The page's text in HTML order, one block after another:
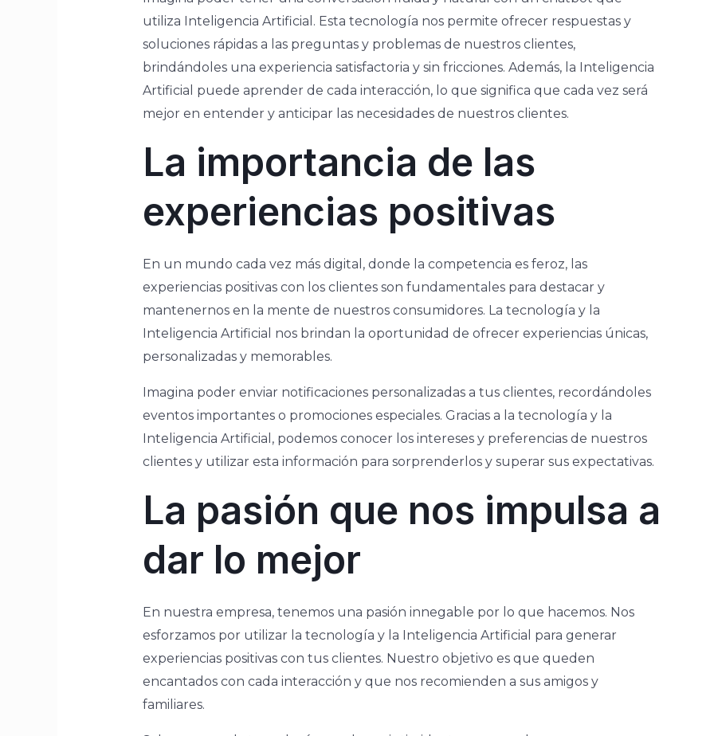
utiliza Inteligencia Artificial. Esta tecnología nos permite ofrecer respuestas y
soluciones rápidas a las preguntas y problemas de nuestros clientes,
brindándoles una experiencia satisfactoria y sin fricciones. Además, la Inteligencia
Artificial puede aprender de cada interacción, lo que significa que cada vez será
mejor en entender y anticipar las necesidades de nuestros clientes.
La importancia de las
experiencias positivas
En un mundo cada vez más digital, donde la competencia es feroz, las
experiencias positivas con los clientes son fundamentales para destacar y
mantenernos en la mente de nuestros consumidores. La tecnología y la
Inteligencia Artificial nos brindan la oportunidad de ofrecer experiencias únicas,
personalizadas y memorables.
Imagina poder enviar notificaciones personalizadas a tus clientes, recordándoles
eventos importantes o promociones especiales. Gracias a la tecnología y la
Inteligencia Artificial, podemos conocer los intereses y preferencias de nuestros
clientes y utilizar esta información para sorprenderlos y superar sus expectativas.
La pasión que nos impulsa a
dar lo mejor
En nuestra empresa, tenemos una pasión innegable por lo que hacemos. Nos
esforzamos por utilizar la tecnología y la Inteligencia Artificial para generar
experiencias positivas con tus clientes. Nuestro objetivo es que queden
encantados con cada interacción y que nos recomienden a sus amigos y
familiares.